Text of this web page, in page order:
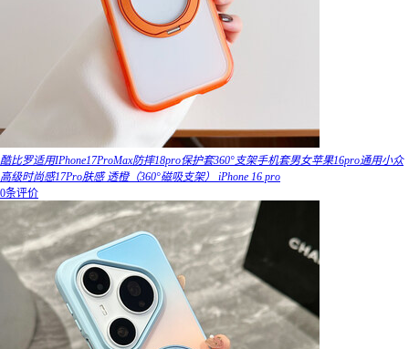
酷比罗适用IPhone17ProMax防摔18pro保护套360°支架手机套男女苹果16pro通用小众
高级时尚感17Pro肤感 透橙（360°磁吸支架） iPhone 16 pro
0条评价